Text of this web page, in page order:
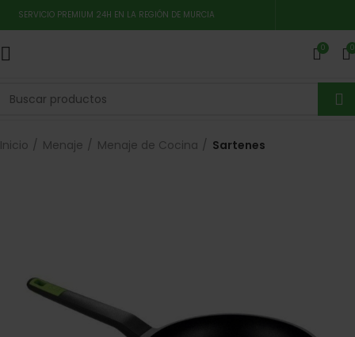
SERVICIO PREMIUM 24H EN LA REGIÓN DE MURCIA
0 0
Inicio Menaje Menaje de Cocina Sartenes